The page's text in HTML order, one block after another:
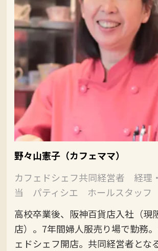
野々山憲子（カフェママ）
カフェドシェフ共同経営者 経理
当 パティシエ ホールスタッフ
高校卒業後、阪神百貨店入社（現
店）。7年間婦人服売り場で勤務
ェドシェフ開店。共同経営者とな